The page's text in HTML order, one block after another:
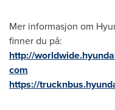
Mer informasjon om
finner du på:
http://
com
https://